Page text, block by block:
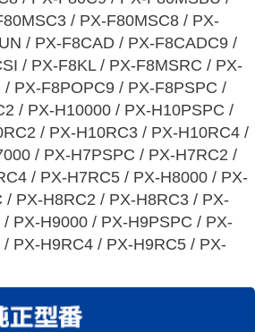
/ PX-F80MSC8 / PX-
/ PX-F8CAD / PX-F8CADC9 /
/ PX-F8KL / PX-F8MSRC / PX-
PX-F8POPC9 / PX-F8PSPC /
/ PX-H10000 / PX-H10PSPC /
/ PX-H10RC3 / PX-H10RC4 /
/ PX-H7PSPC / PX-H7RC2 /
/ PX-H7RC5 / PX-H8000 / PX-
/ PX-H8RC2 / PX-H8RC3 / PX-
PX-H9000 / PX-H9PSPC / PX-
PX-H9RC4 / PX-H9RC5 / PX-